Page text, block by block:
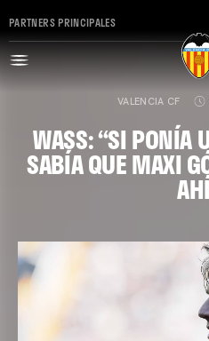
PARTNERS PRINCIPALES
VALENCIA CF
WASS: “SI PONÍA
SABÍA QUE MAXI